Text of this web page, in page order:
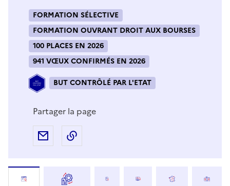
FORMATION SÉLECTIVE
FORMATION OUVRANT DROIT AUX BOURSES
100 PLACES EN 2026
941 VŒUX CONFIRMÉS EN 2026
BUT CONTRÔLÉ PAR L'ETAT
Partager la page
Partager par e-mail